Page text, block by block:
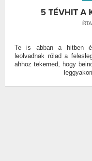
5 TÉVHIT A
Te is abban a hitben
leolvadnak rólad a
ahhoz tekerned, hogy